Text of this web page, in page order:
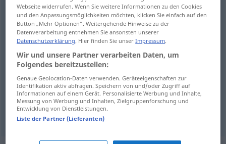
recibom (de) Quittung über AKK
merecidom Quittung
merecidom Quittung FIG
Webseite widerrufen. Wenn Sie weitere Informationen zu den Cookies
und den Anpassungsmöglichkeiten möchten, klicken Sie einfach auf den
Button „Mehr Optionen“. Weitergehende Hinweise zu der
Datenverarbeitung entnehmen Sie ansonsten unserer
Datenschutzerklärung. Hier finden Sie unserImpressum.
Wir und unsere Partner verarbeiten Daten, um
Folgendes bereitzustellen:
Genaue Geolocation-Daten verwenden. Geräteeigenschaften zur
Identifikation aktiv abfragen. Speichern von und/oder Zugriff auf
Informationen auf einem Gerät. Personalisierte Werbung und Inhalte,
Messung von Werbung und Inhalten, Zielgruppenforschung und
Entwicklung von Dienstleistungen.
Liste der Partner (Lieferanten)